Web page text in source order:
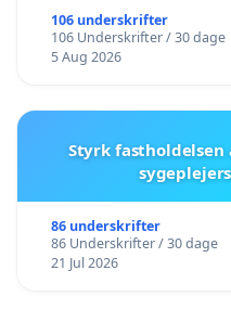
106 underskrifter
106 Underskrifter / 30 dage
5 Aug 2026
Styrk
86 underskrifter
86 Underskrifter / 30 dage
21 Jul 2026